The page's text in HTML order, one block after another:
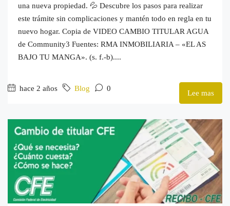
una nueva propiedad. 💦 Descubre los pasos para realizar
este trámite sin complicaciones y mantén todo en regla en tu
nuevo hogar. Copia de VIDEO CAMBIO TITULAR AGUA
de Community3 Fuentes: RMA INMOBILIARIA – «EL AS
BAJO TU MANGA». (s. f.-b)....
hace 2 años Blog 0
Lee mas